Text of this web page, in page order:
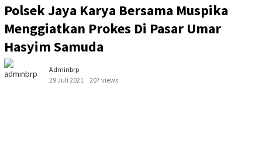
Polsek Jaya Karya Bersama Muspika
Menggiatkan Prokes Di Pasar Umar
Hasyim Samuda
Adminbrp
29 Juli 2021
207 views